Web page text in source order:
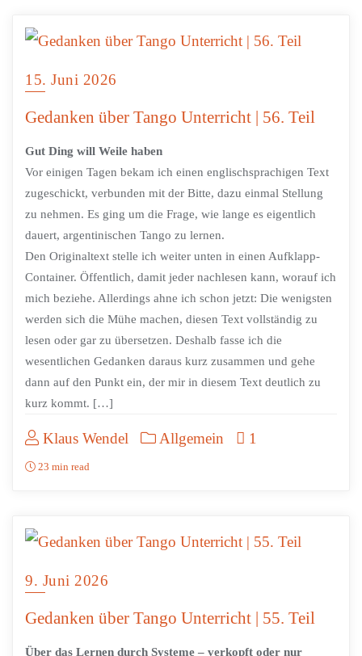
15. Juni 2026
Gedanken über Tango Unterricht | 56. Teil
Gut Ding will Weile haben
Vor einigen Tagen bekam ich einen englischsprachigen Text
zugeschickt, verbunden mit der Bitte, dazu einmal Stellung
zu nehmen. Es ging um die Frage, wie lange es eigentlich
dauert, argentinischen Tango zu lernen.
Den Originaltext stelle ich weiter unten in einen Aufklapp-
Container. Öffentlich, damit jeder nachlesen kann, worauf ich
mich beziehe. Allerdings ahne ich schon jetzt: Die wenigsten
werden sich die Mühe machen, diesen Text vollständig zu
lesen oder gar zu übersetzen. Deshalb fasse ich die
wesentlichen Gedanken daraus kurz zusammen und gehe
dann auf den Punkt ein, der mir in diesem Text deutlich zu
kurz kommt. […]
Klaus Wendel Allgemein 1
23 min read
9. Juni 2026
Gedanken über Tango Unterricht | 55. Teil
Über das Lernen durch Systeme – verkopft oder nur